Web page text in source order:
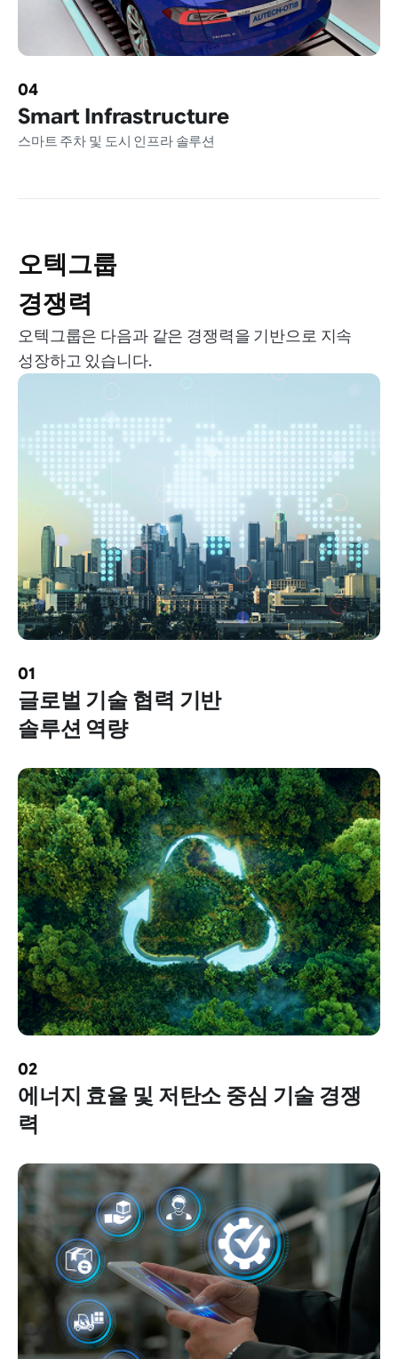
04
Smart Infrastructure
스마트 주차 및 도시 인프라 솔루션
오텍그룹
경쟁력
오텍그룹은 다음과 같은 경쟁력을 기반으로 지속
성장하고 있습니다.
01
글로벌 기술 협력 기반
솔루션 역량
02
에너지 효율 및 저탄소 중심 기술 경쟁
력